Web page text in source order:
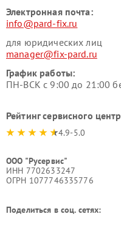
Электронная почта:
info@pard-fix.ru
для юридических лиц
manager@fix-pard.ru
График работы:
ПН-ВСК с 9:00 до 21:00
Рейтинг сервисного
4.9-5.0
ООО "Русервис"
ИНН 7702633247
ОГРН 1077746335776
Поделиться в соц. сетях: